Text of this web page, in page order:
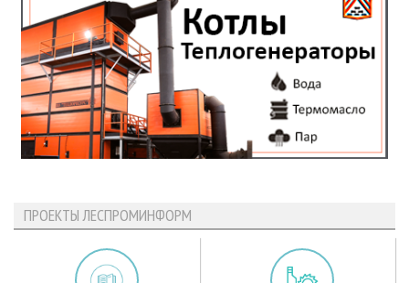
ПРОЕКТЫ ЛЕСПРОМИНФОРМ